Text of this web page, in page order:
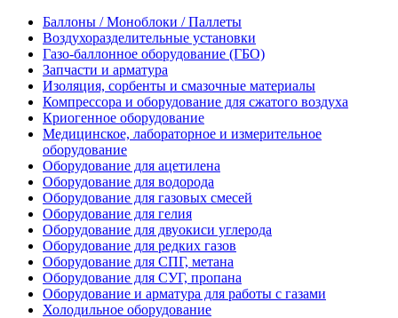
Баллоны / Моноблоки / Паллеты
Воздухоразделительные установки
Газо-баллонное оборудование (ГБО)
Запчасти и арматура
Изоляция, сорбенты и смазочные материалы
Компрессора и оборудование для сжатого воздуха
Криогенное оборудование
Медицинское, лабораторное и измерительное
оборудование
Оборудование для ацетилена
Оборудование для водорода
Оборудование для газовых смесей
Оборудование для гелия
Оборудование для двуокиси углерода
Оборудование для редких газов
Оборудование для СПГ, метана
Оборудование для СУГ, пропана
Оборудование и арматура для работы с газами
Холодильное оборудование